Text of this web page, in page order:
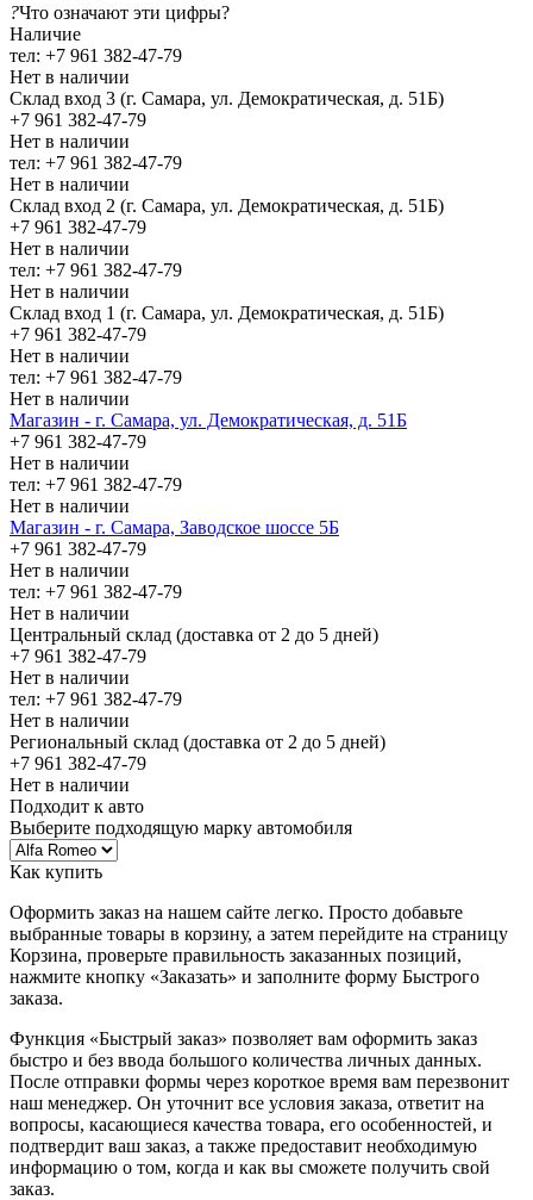
?Что означают эти цифры?
Наличие
тел: +7 961 382-47-79
Нет в наличии
Склад вход 3 (г. Самара, ул. Демократическая, д. 51Б)
+7 961 382-47-79
Нет в наличии
тел: +7 961 382-47-79
Нет в наличии
Склад вход 2 (г. Самара, ул. Демократическая, д. 51Б)
+7 961 382-47-79
Нет в наличии
тел: +7 961 382-47-79
Нет в наличии
Склад вход 1 (г. Самара, ул. Демократическая, д. 51Б)
+7 961 382-47-79
Нет в наличии
тел: +7 961 382-47-79
Нет в наличии
Магазин - г. Самара, ул. Демократическая, д. 51Б
+7 961 382-47-79
Нет в наличии
тел: +7 961 382-47-79
Нет в наличии
Магазин - г. Самара, Заводское шоссе 5Б
+7 961 382-47-79
Нет в наличии
тел: +7 961 382-47-79
Нет в наличии
Центральный склад (доставка от 2 до 5 дней)
+7 961 382-47-79
Нет в наличии
тел: +7 961 382-47-79
Нет в наличии
Региональный склад (доставка от 2 до 5 дней)
+7 961 382-47-79
Нет в наличии
Подходит к авто
Выберите подходящую марку автомобиля
Как купить
Оформить заказ на нашем сайте легко. Просто добавьте
выбранные товары в корзину, а затем перейдите на страницу
Корзина, проверьте правильность заказанных позиций,
нажмите кнопку «Заказать» и заполните форму Быстрого
заказа.
Функция «Быстрый заказ» позволяет вам оформить заказ
быстро и без ввода большого количества личных данных.
После отправки формы через короткое время вам перезвонит
наш менеджер. Он уточнит все условия заказа, ответит на
вопросы, касающиеся качества товара, его особенностей, и
подтвердит ваш заказ, а также предоставит необходимую
информацию о том, когда и как вы сможете получить свой
заказ.